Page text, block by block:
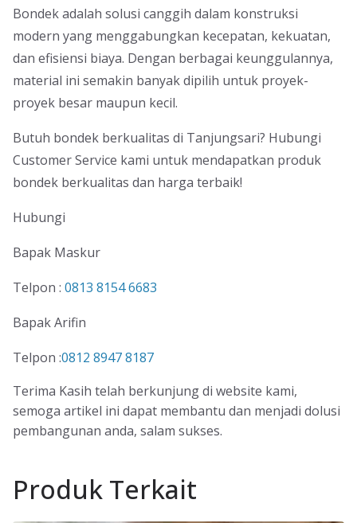
Bondek adalah solusi canggih dalam konstruksi
modern yang menggabungkan kecepatan, kekuatan,
dan efisiensi biaya. Dengan berbagai keunggulannya,
material ini semakin banyak dipilih untuk proyek-
proyek besar maupun kecil.
Butuh bondek berkualitas di Tanjungsari? Hubungi
Customer Service kami untuk mendapatkan produk
bondek berkualitas dan harga terbaik!
Hubungi
Bapak Maskur
Telpon : 0813 8154 6683
Bapak Arifin
Telpon :0812 8947 8187
Terima Kasih telah berkunjung di website kami,
semoga artikel ini dapat membantu dan menjadi dolusi
pembangunan anda, salam sukses.
Produk Terkait